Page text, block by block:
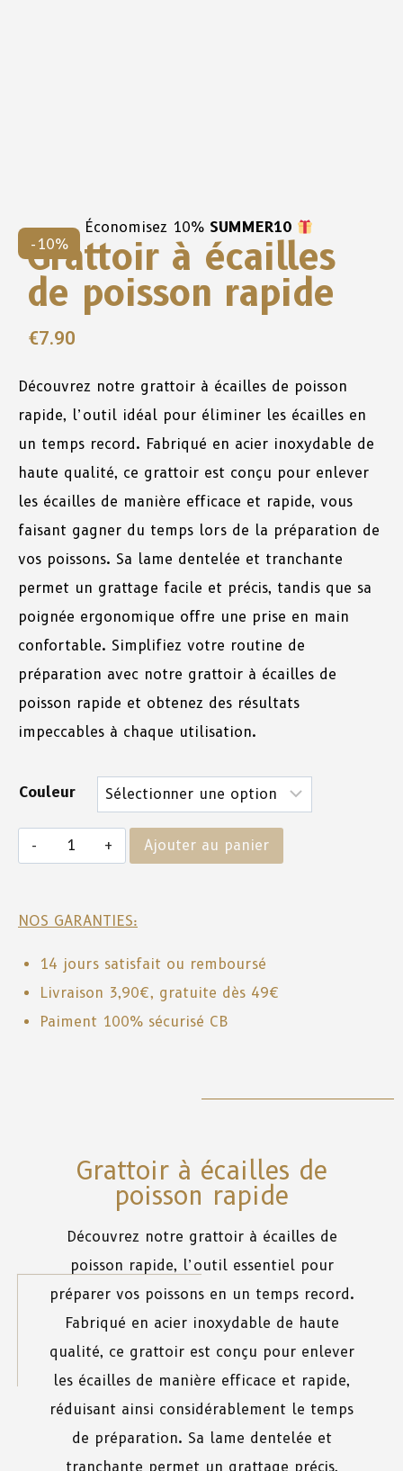
-10%
Économisez 10% SUMMER10
Grattoir à écailles
de poisson rapide
€7.90
Découvrez notre grattoir à écailles de poisson
rapide, l’outil idéal pour éliminer les écailles en
un temps record. Fabriqué en acier inoxydable de
haute qualité, ce grattoir est conçu pour enlever
les écailles de manière efficace et rapide, vous
faisant gagner du temps lors de la préparation de
vos poissons. Sa lame dentelée et tranchante
permet un grattage facile et précis, tandis que sa
poignée ergonomique offre une prise en main
confortable. Simplifiez votre routine de
préparation avec notre grattoir à écailles de
poisson rapide et obtenez des résultats
impeccables à chaque utilisation.
Couleur
Ajouter au panier
NOS GARANTIES:
14 jours satisfait ou remboursé
Livraison 3,90€, gratuite dès 49€
Paiment 100% sécurisé CB
Grattoir à écailles de
poisson rapide
Découvrez notre grattoir à écailles de
poisson rapide, l’outil essentiel pour
préparer vos poissons en un temps record.
Fabriqué en acier inoxydable de haute
qualité, ce grattoir est conçu pour enlever
les écailles de manière efficace et rapide,
réduisant ainsi considérablement le temps
de préparation. Sa lame dentelée et
tranchante permet un grattage précis,